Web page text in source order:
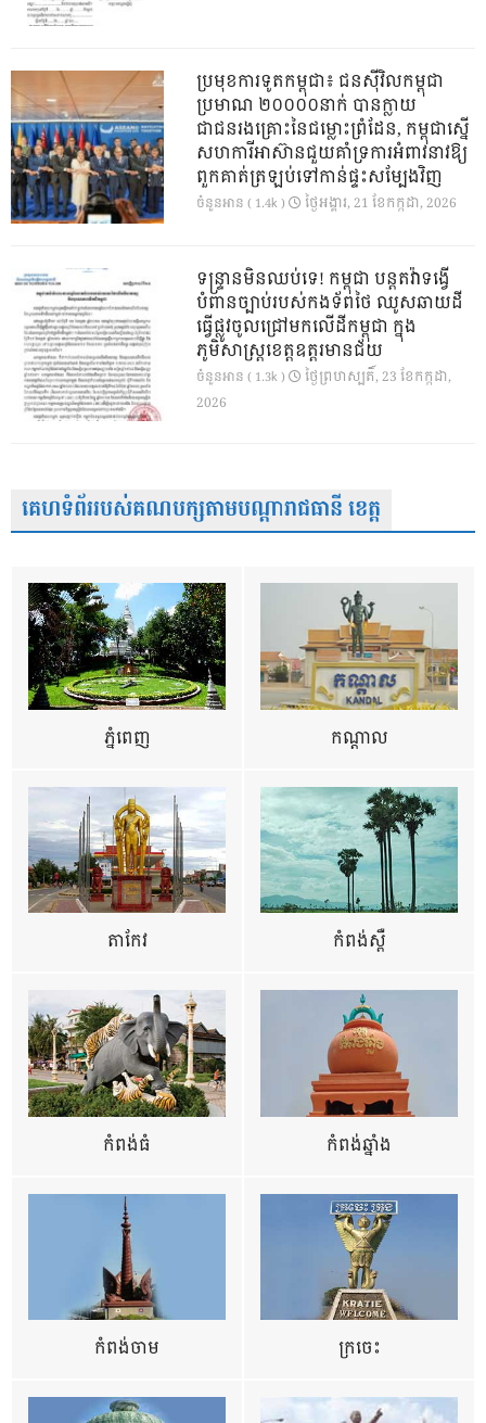
ប្រមុខការទូតកម្ពុជា៖ ជនស៊ីវិលកម្ពុជា
ប្រមាណ ២០០០០នាក់ បានក្លាយ
ជាជនរងគ្រោះនៃជម្លោះព្រំដែន, កម្ពុជាស្នើ
សហការីអាស៊ានជួយគាំទ្រការអំពាវនាវឱ្យ
ពួកគាត់ត្រឡប់ទៅកាន់ផ្ទះសម្បែងវិញ
ចំនួនអាន ( 1.4k ) ថ្ងៃ​អង្គារ, 21 ខែ​កក្កដា, 2026
ទន្ទ្រានមិនឈប់ទេ! កម្ពុជា បន្តតវ៉ាទង្វើ
បំពានច្បាប់របស់កងទ័ពថៃ ឈូសឆាយដី
ធ្វើផ្លូវចូលជ្រៅមកលើដីកម្ពុជា ក្នុង
ភូមិសាស្ត្រខេត្តឧត្តរមានជ័យ
ចំនួនអាន ( 1.3k )
ថ្ងៃ​ព្រហស្បតិ៍, 23 ខែ​កក្កដា,
2026
គេហទំព័ររបស់គណបក្សតាមបណ្តារាជធានី ខេត្ត
ភ្នំពេញ កណ្តាល
តាកែវ កំពង់ស្ពឺ
កំពង់ធំ កំពង់ឆ្នាំង
កំពង់ចាម ក្រចេះ